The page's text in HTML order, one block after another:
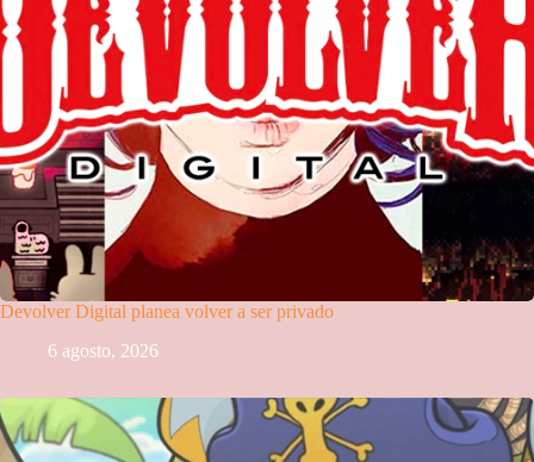
Devolver Digital planea volver a ser privado
6 agosto, 2026